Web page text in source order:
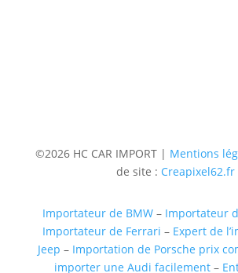
©2026 HC CAR IMPORT | Mentions
de site : Creapixel62.fr
Importateur de BMW – Importateur
Importateur de Ferrari – Expert de
Jeep – Importation de Porsche prix
importer une Audi facilement–